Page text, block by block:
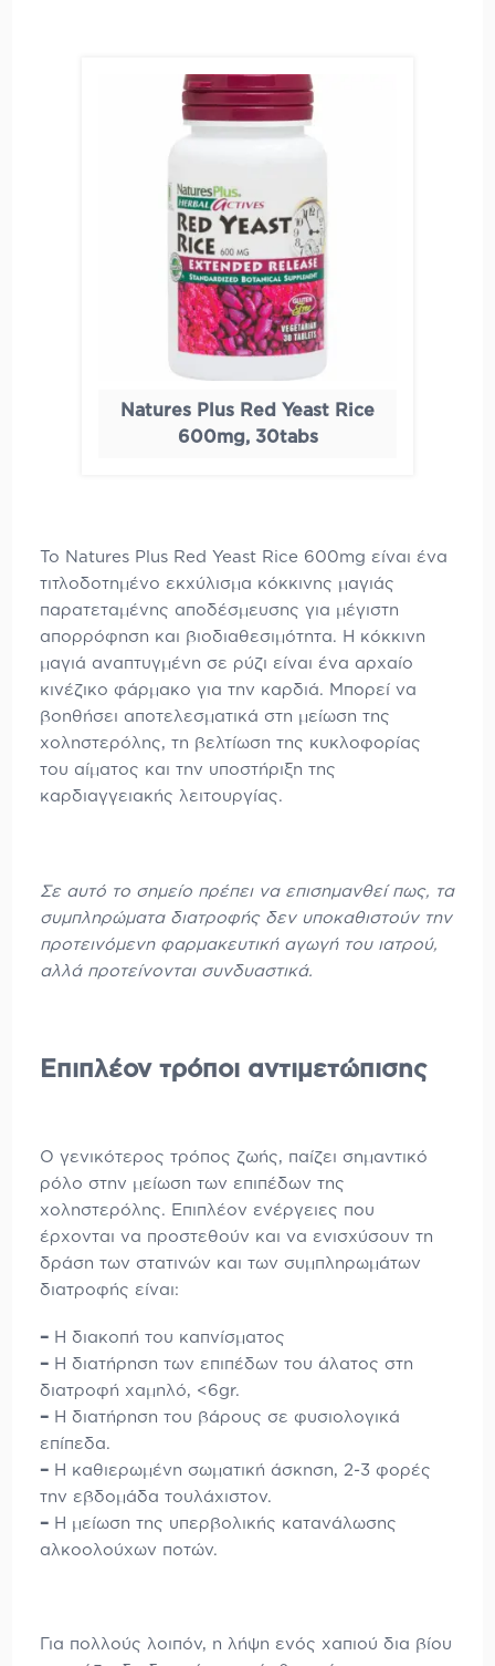
Natures Plus Red Yeast Rice
600mg, 30tabs
Το Natures Plus Red Yeast Rice 600mg είναι ένα
τιτλοδοτημένο εκχύλισμα κόκκινης μαγιάς
παρατεταμένης αποδέσμευσης για μέγιστη
απορρόφηση και βιοδιαθεσιμότητα. Η κόκκινη
μαγιά αναπτυγμένη σε ρύζι είναι ένα αρχαίο
κινέζικο φάρμακο για την καρδιά. Μπορεί να
βοηθήσει αποτελεσματικά στη μείωση της
χοληστερόλης, τη βελτίωση της κυκλοφορίας
του αίματος και την υποστήριξη της
καρδιαγγειακής λειτουργίας.
Σε αυτό το σημείο πρέπει να επισημανθεί πως, τα
συμπληρώματα διατροφής δεν υποκαθιστούν την
προτεινόμενη φαρμακευτική αγωγή του ιατρού,
αλλά προτείνονται συνδυαστικά.
Επιπλέον τρόποι αντιμετώπισης
Ο γενικότερος τρόπος ζωής, παίζει σημαντικό
ρόλο στην μείωση των επιπέδων της
χοληστερόλης. Επιπλέον ενέργειες που
έρχονται να προστεθούν και να ενισχύσουν τη
δράση των στατινών και των συμπληρωμάτων
διατροφής είναι:
– Η διακοπή του καπνίσματος
– Η διατήρηση των επιπέδων του άλατος στη
διατροφή χαμηλό, <6gr.
– Η διατήρηση του βάρους σε φυσιολογικά
επίπεδα.
– Η καθιερωμένη σωματική άσκηση, 2-3 φορές
την εβδομάδα τουλάχιστον.
– Η μείωση της υπερβολικής κατανάλωσης
αλκοολούχων ποτών.
Για πολλούς λοιπόν, η λήψη ενός χαπιού δια βίου